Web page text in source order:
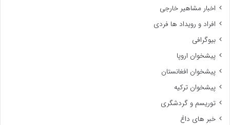
اخبار مشاهیر خارجی
افراد و رویداد ها فردی
بیوگرافی
پیشخوان اروپا
پیشخوان افغانستان
پیشخوان ترکیه
توریسم و گردشگری
خبر های داغ